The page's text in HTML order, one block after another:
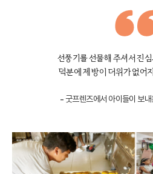
선풍기를 선물해 주셔서 진
덕분에 제 방이 더위가 없어
- 굿프렌즈에서 아이들이 보